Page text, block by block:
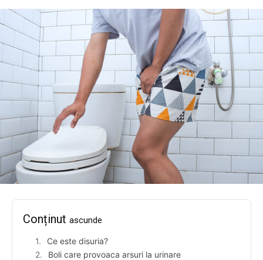
Conținut ascunde
Ce este disuria?
Boli care provoaca arsuri la urinare